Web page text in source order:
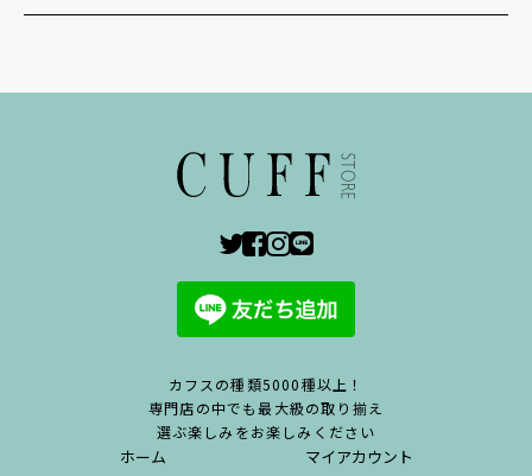
カフスの種類5000種以上！
専門店の中でも最大級の取り揃え
選ぶ楽しみをお楽しみください
ホーム マイアカウント